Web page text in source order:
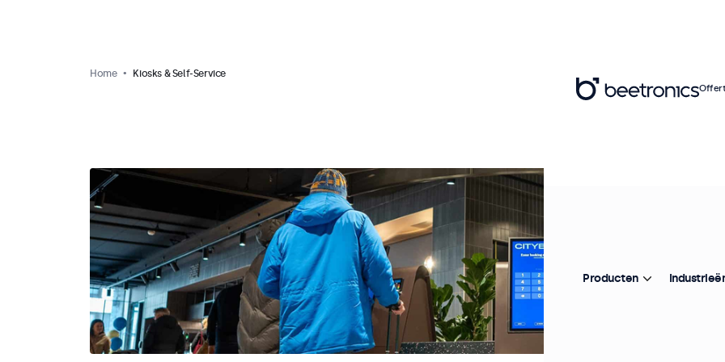
Home Kiosks & Self-Service
Producten